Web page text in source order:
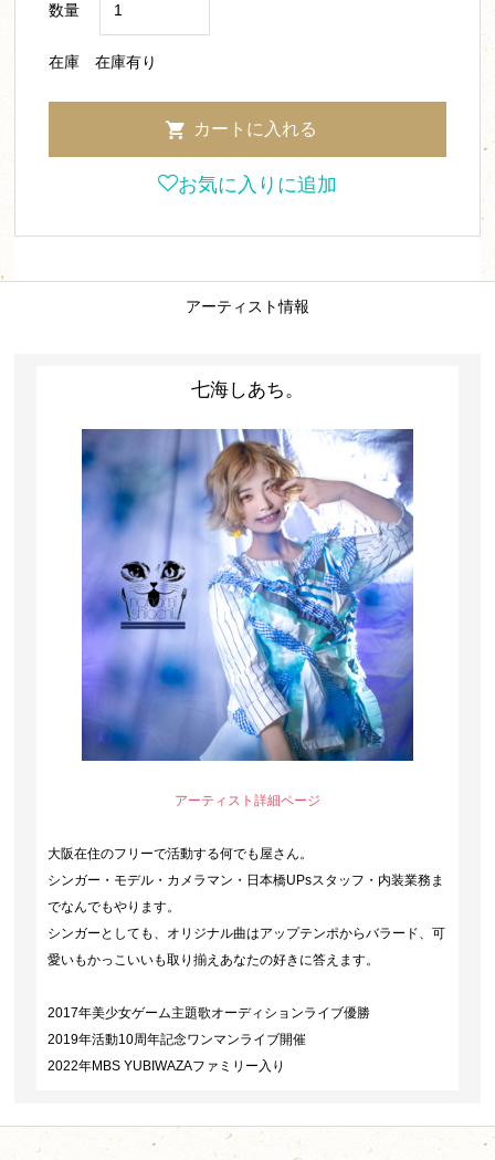
数量
在庫 在庫有り
お気に入りに追加
アーティスト情報
七海しあち。
アーティスト詳細ページ
大阪在住のフリーで活動する何でも屋さん。
シンガー・モデル・カメラマン・日本橋UPsスタッフ・内装業務ま
でなんでもやります。
シンガーとしても、オリジナル曲はアップテンポからバラード、可
愛いもかっこいいも取り揃えあなたの好きに答えます。
2017年美少女ゲーム主題歌オーディションライブ優勝
2019年活動10周年記念ワンマンライブ開催
2022年MBS YUBIWAZAファミリー入り